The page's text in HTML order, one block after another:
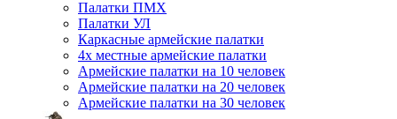
Палатки ПМХ
Палатки УЛ
Каркасные армейские палатки
4х местные армейские палатки
Армейские палатки на 10 человек
Армейские палатки на 20 человек
Армейские палатки на 30 человек